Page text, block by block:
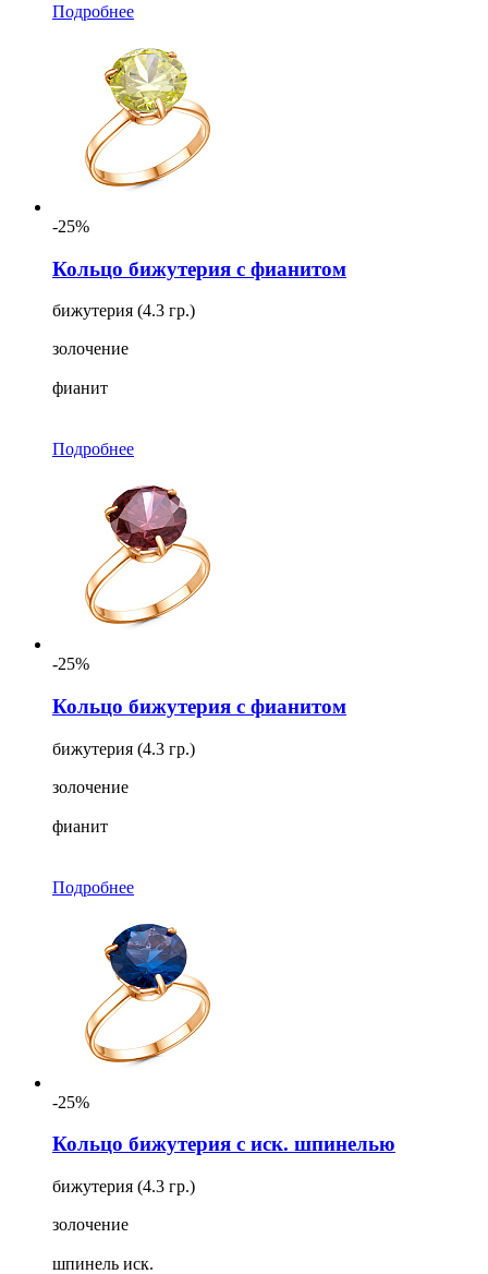
Подробнее
-25%
Кольцо бижутерия с фианитом
бижутерия (4.3 гр.)
золочение
фианит
Подробнее
-25%
Кольцо бижутерия с фианитом
бижутерия (4.3 гр.)
золочение
фианит
Подробнее
-25%
Кольцо бижутерия с иск. шпинелью
бижутерия (4.3 гр.)
золочение
шпинель иск.